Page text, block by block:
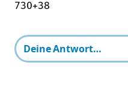
730+38